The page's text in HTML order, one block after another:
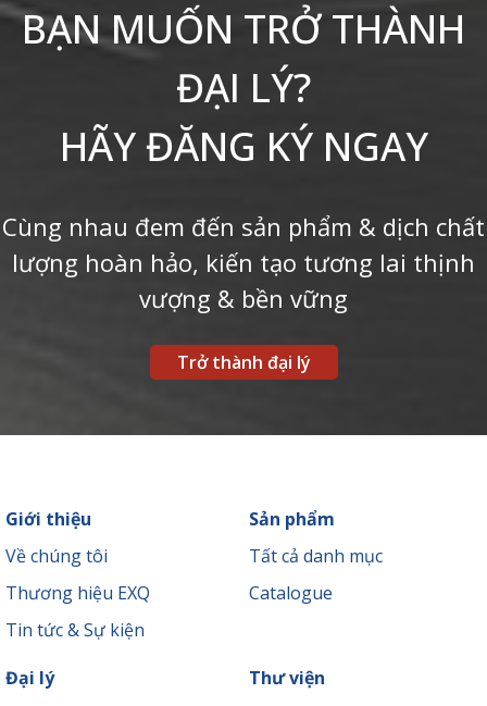
BẠN MUỐN TRỞ THÀNH
ĐẠI LÝ?
HÃY ĐĂNG KÝ NGAY
Cùng nhau đem đến sản phẩm & dịch chất
lượng hoàn hảo, kiến tạo tương lai thịnh
vượng & bền vững
Trở thành đại lý
Giới thiệu
Về chúng tôi
Thương hiệu EXQ
Tin tức & Sự kiện
Sản phẩm
Tất cả danh mục
Catalogue
Đại lý
Thư viện